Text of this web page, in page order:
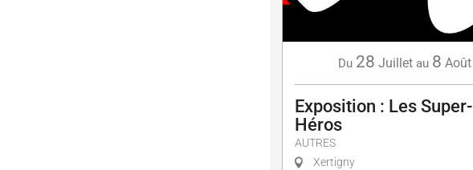
Du 28 Juillet au 8 Août
Exposition : Les Super-
Héros
AUTRES
Xertigny